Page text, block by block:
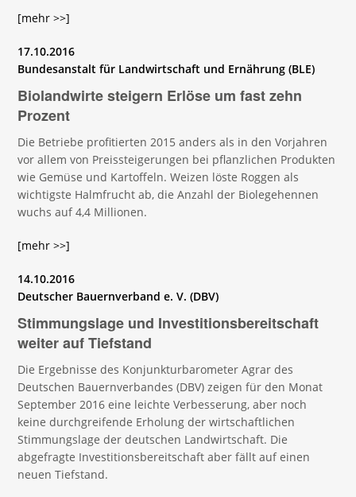
[mehr >>]
17.10.2016
Bundesanstalt für Landwirtschaft und Ernährung (BLE)
Biolandwirte steigern Erlöse um fast zehn
Prozent
Die Betriebe profitierten 2015 anders als in den Vorjahren
vor allem von Preissteigerungen bei pflanzlichen Produkten
wie Gemüse und Kartoffeln. Weizen löste Roggen als
wichtigste Halmfrucht ab, die Anzahl der Biolegehennen
wuchs auf 4,4 Millionen.
[mehr >>]
14.10.2016
Deutscher Bauernverband e. V. (DBV)
Stimmungslage und Investitionsbereitschaft
weiter auf Tiefstand
Die Ergebnisse des Konjunkturbarometer Agrar des
Deutschen Bauernverbandes (DBV) zeigen für den Monat
September 2016 eine leichte Verbesserung, aber noch
keine durchgreifende Erholung der wirtschaftlichen
Stimmungslage der deutschen Landwirtschaft. Die
abgefragte Investitionsbereitschaft aber fällt auf einen
neuen Tiefstand.